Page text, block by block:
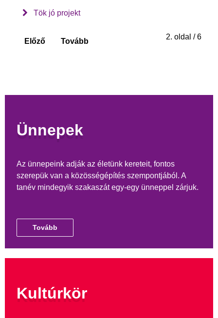
Tök jó projekt
2. oldal / 6
Előző Tovább
Ünnepek
Az ünnepeink adják az életünk kereteit, fontos
szerepük van a közösségépítés szempontjából. A
tanév mindegyik szakaszát egy-egy ünneppel zárjuk.
Tovább
Kultúrkör